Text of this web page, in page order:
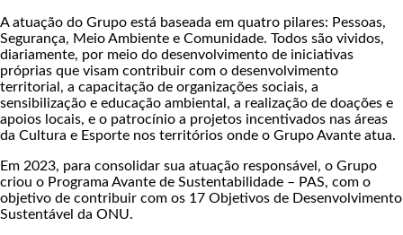
A atuação do Grupo está baseada em quatro pilares: Pessoas,
Segurança, Meio Ambiente e Comunidade. Todos são vividos,
diariamente, por meio do desenvolvimento de iniciativas
próprias que visam contribuir com o desenvolvimento
territorial, a capacitação de organizações sociais, a
sensibilização e educação ambiental, a realização de doações e
apoios locais, e o patrocínio a projetos incentivados nas áreas
da Cultura e Esporte nos territórios onde o Grupo Avante atua.
Em 2023, para consolidar sua atuação responsável, o Grupo
criou o Programa Avante de Sustentabilidade – PAS, com o
objetivo de contribuir com os 17 Objetivos de Desenvolvimento
Sustentável da ONU.